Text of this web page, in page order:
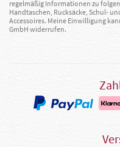
regelmäßig Informationen zu
Handtaschen, Rucksäcke, Schul-
Accessoires. Meine Einwilligung
GmbH widerrufen.